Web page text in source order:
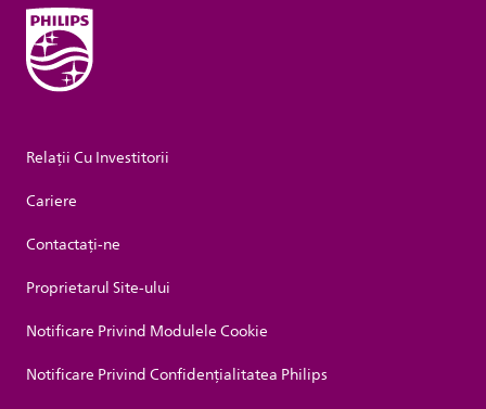
Relații Cu Investitorii
Cariere
Contactaţi-ne
Proprietarul Site-ului
Notificare Privind Modulele Cookie
Notificare Privind Confidențialitatea Philips